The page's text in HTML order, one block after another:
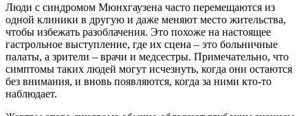
Люди с синдромом Мюнхгаузена часто перемещаются из
одной клиники в другую и даже меняют место жительства,
чтобы избежать разоблачения. Это похоже на настоящее
гастрольное выступление, где их сцена – это больничные
палаты, а зрители – врачи и медсестры. Примечательно, что
симптомы таких людей могут исчезнуть, когда они остаются
без внимания, и вновь появляются, когда за ними кто-то
наблюдает.